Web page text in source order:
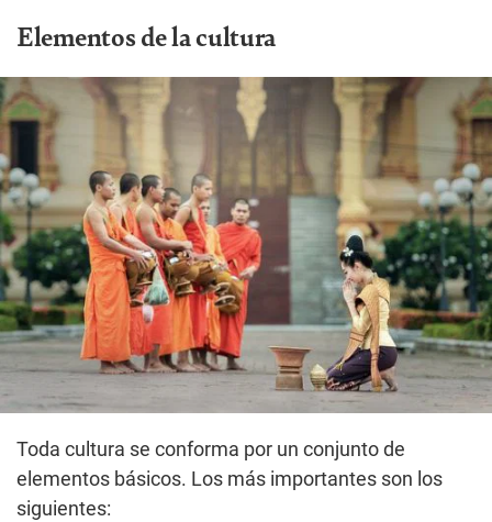
Elementos de la cultura
Toda cultura se conforma por un conjunto de
elementos básicos. Los más importantes son los
siguientes: